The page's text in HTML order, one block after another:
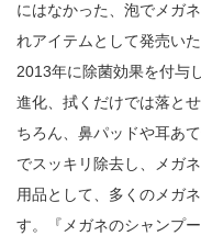
にはなかった、泡でメガ
れアイテムとして発売い
2013年に除菌効果を付与
進化、拭くだけでは落と
ちろん、鼻パッドや耳あ
でスッキリ除去し、メガ
用品として、多くのメガ
す。『メガネのシャンプ